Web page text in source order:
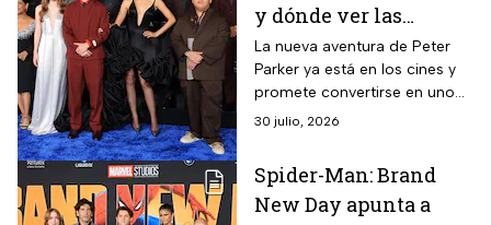
y dónde ver las
películas anteriores?
La nueva aventura de Peter
Parker ya está en los cines y
promete convertirse en uno
de los estrenos más
cuánto dura.
30 julio, 2026
Spider-Man: Brand
New Day apunta a